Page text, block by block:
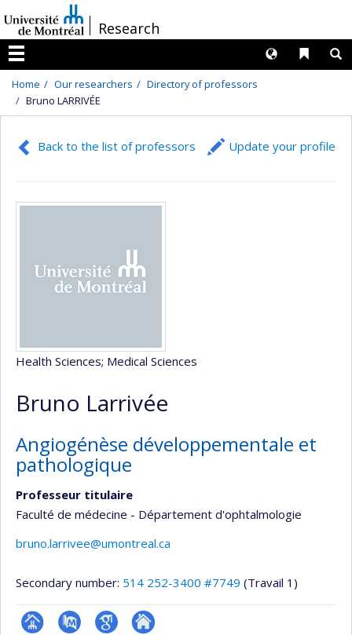
au
contenu
/Research
Menu
Liens
Langues
Home Our researchers
Directory of professors
Bruno LARRIVÉE
Back to the list of professors Update your profile
Health Sciences; Medical Sciences
Bruno Larrivée
Angiogénèse développementale et
pathologique
Professeur titulaire
Faculté de médecine - Département d'ophtalmologie
bruno.larrivee@umontreal.ca
Secondary number: 514 252-3400 #7749 (Travail 1)